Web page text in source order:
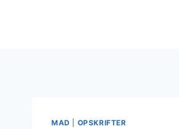
MAD OPSKRIFTER